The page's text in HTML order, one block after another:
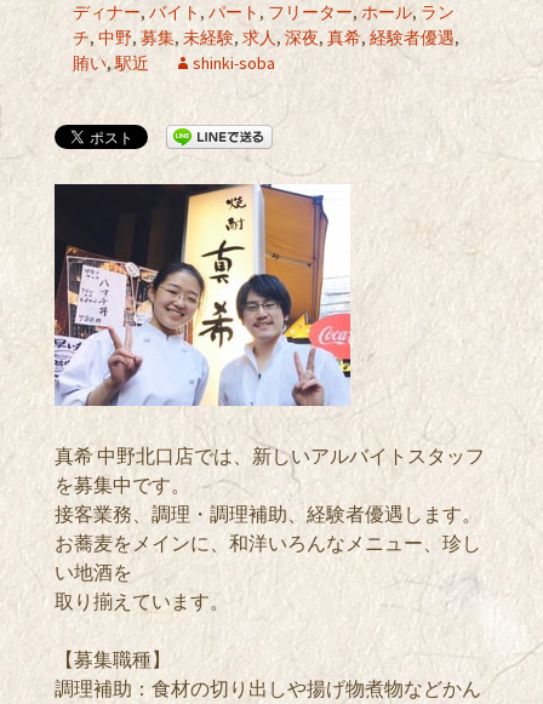
ディナー, バイト , パート , フリーター,ホール, ラン
チ, 中野, 募集, 未経験, 求人, 深夜, 真希, 経験者優遇,
賄い,駅近 shinki-soba
真希 中野北口店では、新しいアルバイトスタッフ
を募集中です。
接客業務、調理・調理補助、経験者優遇します。
お蕎麦をメインに、和洋いろんなメニュー、珍し
い地酒を
取り揃えています。
【募集職種】
調理補助：食材の切り出しや揚げ物煮物などかん